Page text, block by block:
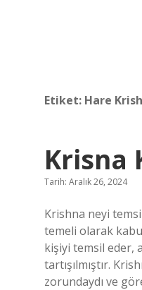
Etiket: Hare
Krisna
Tarih: Aralık 26, 2024
Krishna neyi
temeli olarak
kişiyi temsil eder,
tartışılmıştır.
zorundaydı ve